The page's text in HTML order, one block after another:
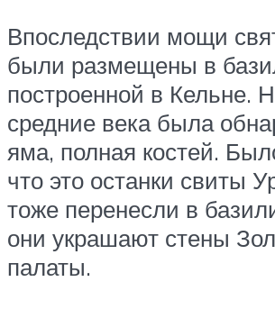
Впоследствии мощи
были размещены в
построенной в Кельне.
средние века была
яма, полная костей.
что это останки свиты
тоже перенесли в
они украшают стены
палаты.